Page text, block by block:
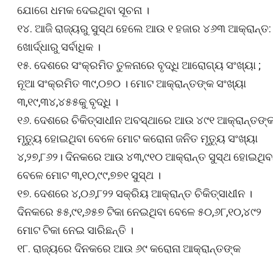
ଯୋଗେ ଧମକ ଦେଇଥିବା ସୂଚନା ।
୧୪. ଆଜି ରାଜ୍ୟରୁ ସୁସ୍ଥ ହେଲେ ଆଉ ୧ ହଜାର ୪୬୩ ଆକ୍ରାନ୍ତ:
ଖୋର୍ଦ୍ଧାରୁ ସର୍ବାଧିକ ।
୧୫. ଦେଶରେ ସଂକ୍ରମିତ ତୁଳନାରେ ବୃଦ୍ଧି ଆରୋଗ୍ୟ ସଂଖ୍ୟା ;
ନୂଆ ସଂକ୍ରମିତ ୩୯,୦୭୦ । ମୋଟ ଆକ୍ରାନ୍ତଙ୍କ ସଂଖ୍ୟା
୩,୧୯,୩୪,୪୫୫କୁ ବୃଦ୍ଧି ।
୧୬. ଦେଶରେ ଚିକିତ୍ସାଧୀନ ଅବସ୍ଥାରେ ଆଉ ୪୯୧
ମୃତ୍ୟୁ ହୋଇଥିବା ବେଳେ ମୋଟ କରୋନା ଜନିତ ମୃତ୍ୟୁ ସଂଖ୍ୟା
୪,୨୭,୮୬୨। ଦିନକରେ ଆଉ ୪୩,୯୧୦ ଆକ୍ରାନ୍ତ ସୁସ୍ଥ
ବେଳେ ମୋଟ ୩,୧୦,୯୯,୭୭୧ ସୁସ୍ଥ ।
୧୭. ଦେଶରେ ୪,୦୬,୮୨୨ ସକ୍ରିୟ ଆକ୍ରାନ୍ତ ଚିକିତ୍ସାଧୀନ ।
ଦିନକରେ ୫୫,୯୧,୬୫୭ ଟିକା ନେଇଥିବା ବେଳେ ୫୦,୬୮,୧୦,୪୯୨
ମୋଟ ଟିକା ନେଇ ସାରିଛନ୍ତି ।
୧୮. ରାଜ୍ୟରେ ଦିନକରେ ଆଉ ୬୯ କରୋନା ଆକ୍ରାନ୍ତଙ୍କ